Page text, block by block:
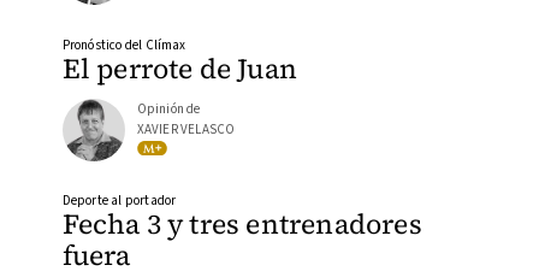
El perrote de Juan
Pronóstico del Clímax
Opinión de
XAVIER VELASCO
Fecha 3 y tres entrenadores
fuera
Deporte al portador